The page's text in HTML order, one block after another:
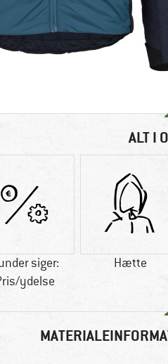
ALT I
siger:
ydelse
Hætte